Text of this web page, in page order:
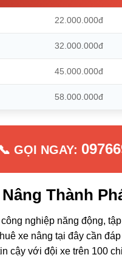
22.000.000đ
32.000.000đ
45.000.000đ
58.000.000đ
📞 GỌI NGAY:
Thành
nghiệp năng động,
xe nâng tại đây cần
cậy với đội xe trên 100